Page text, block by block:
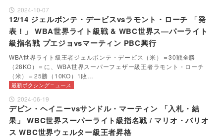
2024-10-07
12/14 ジェルボンテ・デービスvsラモント・ローチ 「発
表！」 WBA世界ライト級戦 & WBC世界ス―パーライト
級指名戦 プエジョvsマーティン PBC興行
WBA世界ライト級王者ジェルボンテ・デービス（米）＝30戦全勝
（28KO）＝に、WBA世界スーパーフェザー級王者ラモント・ローチ
（米）＝25勝（10KO）1敗…
最新ボクシングニュース
2024-06-19
デビン・ヘイニーvsサンドル・マーティン 「入札・結
果」 WBC世界スーパーライト級指名戦 / マリオ・バリオ
ス WBC世界ウェルター級王者昇格